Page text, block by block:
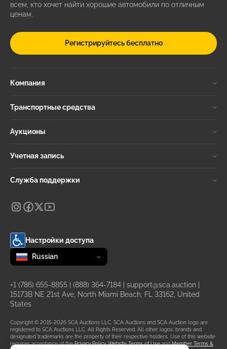
всем, кто хочет найти хорошие автомобили по отличным
ценам.
Регистрируйтесь бесплатно
Компания
Транспортные средства
Аукционы
Учетная запись
Служба поддержки
Настройки доступа
Change language
selected
Russian
+1 (786) 655-8855 (888) 364-7184 support@sca.auction
15173B NE 21st Ave, North Miami Beach, FL 33162, United
States
Copyright © 2015-2026 SCA Auctions LLC. SCA Auctions and SCA Auction logo are
registered to SCA Auctions LLC. All Rights Reserved. All other logos, brands and
designated trademarks are the property of their respective holders. Use of this website
requires acceptance of thePrivacy Policy,Website Terms of UseandMember Terms &